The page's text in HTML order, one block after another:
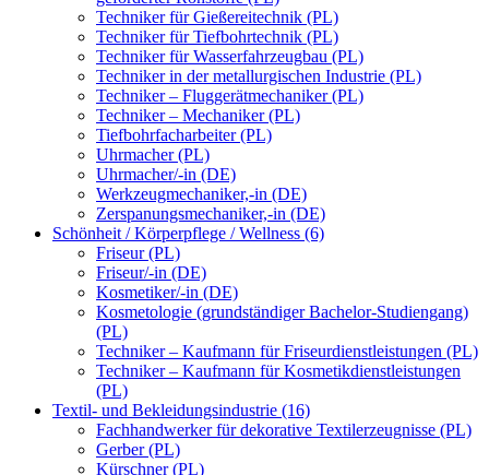
Techniker für Gießereitechnik (PL)
Techniker für Tiefbohrtechnik (PL)
Techniker für Wasserfahrzeugbau (PL)
Techniker in der metallurgischen Industrie (PL)
Techniker – Fluggerätmechaniker (PL)
Techniker – Mechaniker (PL)
Tiefbohrfacharbeiter (PL)
Uhrmacher (PL)
Uhrmacher/-in (DE)
Werkzeugmechaniker,-in (DE)
Zerspanungsmechaniker,-in (DE)
Schönheit / Körperpflege / Wellness (6)
Friseur (PL)
Friseur/-in (DE)
Kosmetiker/-in (DE)
Kosmetologie (grundständiger Bachelor-Studiengang)
(PL)
Techniker – Kaufmann für Friseurdienstleistungen (PL)
Techniker – Kaufmann für Kosmetikdienstleistungen
(PL)
Textil- und Bekleidungsindustrie (16)
Fachhandwerker für dekorative Textilerzeugnisse (PL)
Gerber (PL)
Kürschner (PL)